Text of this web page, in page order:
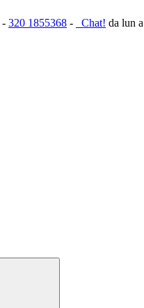
- 320 1855368 - Chat! da lun